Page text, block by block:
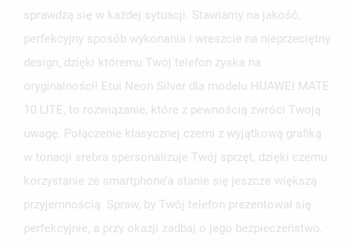
sprawdzą się w każdej sytuacji. Stawiamy na jakość,
perfekcyjny sposób wykonania i wreszcie na nieprzeciętny
design, dzięki któremu Twój telefon zyska na
oryginalności! Etui Neon Silver dla modelu HUAWEI MATE
10 LITE, to rozwiązanie, które z pewnością zwróci Twoją
uwagę. Połączenie klasycznej czerni z wyjątkową grafiką
w tonacji srebra spersonalizuje Twój sprzęt, dzięki czemu
korzystanie ze smartphone’a stanie się jeszcze większą
przyjemnością. Spraw, by Twój telefon prezentował się
perfekcyjnie, a przy okazji zadbaj o jego bezpieczeństwo.